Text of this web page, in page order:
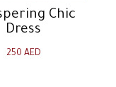
Chic
Dress
250 AED